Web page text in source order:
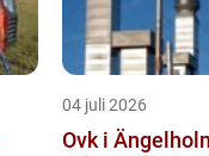
04 juli 2026
Ovk i